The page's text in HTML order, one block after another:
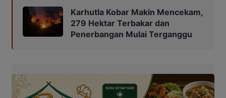
Karhutla Kobar Makin Mencekam,
279 Hektar Terbakar dan
Penerbangan Mulai Terganggu